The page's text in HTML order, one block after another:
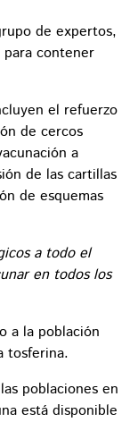
de expertos,
para contener
el refuerzo
de cercos
a
de las cartillas
de esquemas
a todo el
en todos los
a la población
tosferina.
poblaciones en
está disponible